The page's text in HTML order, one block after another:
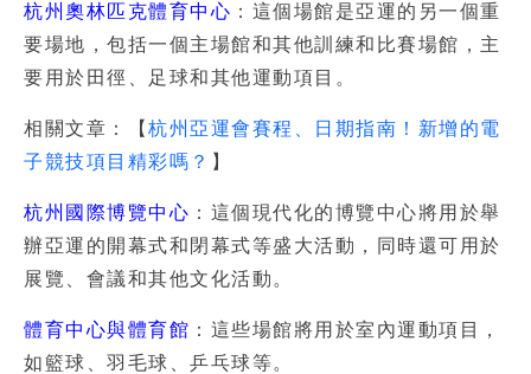
杭州奧林匹克體育中心 ：這個場館是亞運的另一個重
要場地，包括一個主場館和其他訓練和比賽場館，主
要用於田徑、足球和其他運動項目。
相關文章：【 杭州亞運會賽程、日期指南！新增的電
子競技項目精彩嗎？ 】
杭州國際博覽中心 ：這個現代化的博覽中心將用於舉
辦亞運的開幕式和閉幕式等盛大活動，同時還可用於
展覽、會議和其他文化活動。
體育中心與體育館 ：這些場館將用於室內運動項目，
如籃球、羽毛球、乒乓球等。